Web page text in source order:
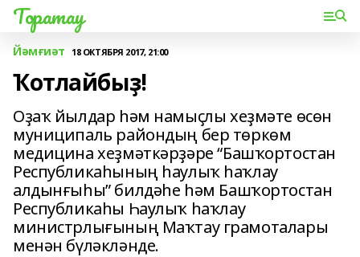
Торатау
Йәмғиәт 18 ОКТЯБРЯ 2017, 21:00
Ҡотлайбыҙ!
Оҙаҡ йылдар һәм намыҫлы хеҙмәте өсөн
муниципаль райондың бер төркөм
медицина хеҙмәткәрҙәре “Башҡортостан
Республикаһының һаулыҡ һаҡлау
алдынғыһы” билдәһе һәм Башҡортостан
Республикаһы Һаулыҡ һаҡлау
министрлығының Маҡтау грамоталары
менән бүләкләнде.